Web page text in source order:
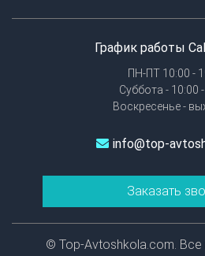
График работы
ПН-ПТ 10:00 -
Суббота - 10:00
Воскресенье -
info@top-
Заказать
© Top-Avtoshkola.com.